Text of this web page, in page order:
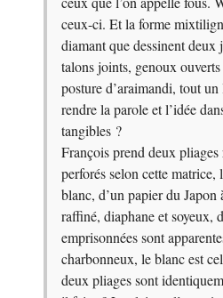
ceux-ci. Et la forme
diamant que dessinent deux
talons joints, genoux
posture d’araimandi, tout
rendre la parole et l’idée
tangibles ?
François prend deux pliages
perforés selon cette matrice,
blanc, d’un papier du Japon
raffiné, diaphane et soyeux,
emprisonnées sont
charbonneux, le blanc est
deux pliages sont